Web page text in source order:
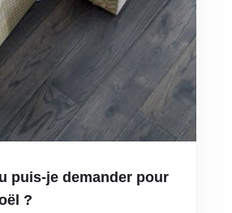
puis-je demander pour
?